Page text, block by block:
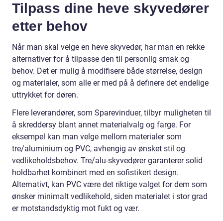
Tilpass dine heve skyvedører
etter behov
Når man skal velge en heve skyvedør, har man en rekke
alternativer for å tilpasse den til personlig smak og
behov. Det er mulig å modifisere både størrelse, design
og materialer, som alle er med på å definere det endelige
uttrykket for døren.
Flere leverandører, som Sparevinduer, tilbyr muligheten til
å skreddersy blant annet materialvalg og farge. For
eksempel kan man velge mellom materialer som
tre/aluminium og PVC, avhengig av ønsket stil og
vedlikeholdsbehov. Tre/alu-skyvedører garanterer solid
holdbarhet kombinert med en sofistikert design.
Alternativt, kan PVC være det riktige valget for dem som
ønsker minimalt vedlikehold, siden materialet i stor grad
er motstandsdyktig mot fukt og vær.